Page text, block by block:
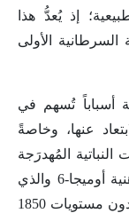
إذ يُعدُّ هذا
السرطانية الأولى
أسباباً تُسهم في
عنها، وخاصةً
المُهدرَجة
والمُكرَّرة بسبب امتلائها بأحد الأحماض الدهنية أوميجا-6 والذي
يُدعى حمض اللينوليك؛ إذ يُعَدُّ تقليله إلى ما دون مستويات 1850